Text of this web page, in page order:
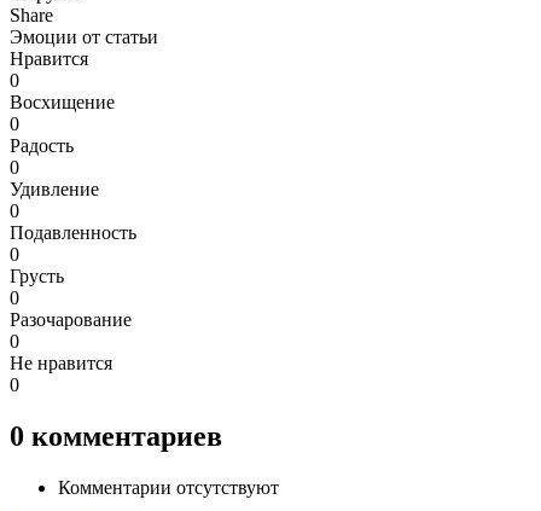
Share
Эмоции от статьи
Нравится
0
Восхищение
0
Радость
0
Удивление
0
Подавленность
0
Грусть
0
Разочарование
0
Не нравится
0
0 комментариев
Комментарии отсутствуют